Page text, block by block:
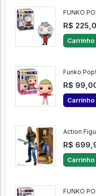
FUNKO
R$
Carrinho
Funko
R$
Carrinho
Action
R$
Carrinho
FUNKO